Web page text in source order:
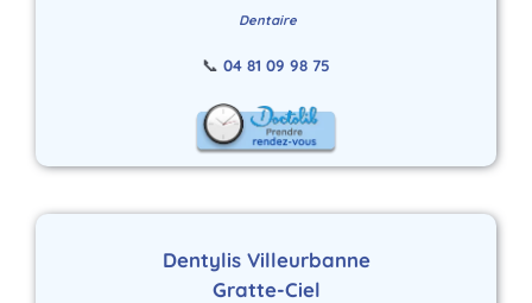
Dentaire
📞 04 81 09 98 75
Dentylis Villeurbanne
Gratte-Ciel